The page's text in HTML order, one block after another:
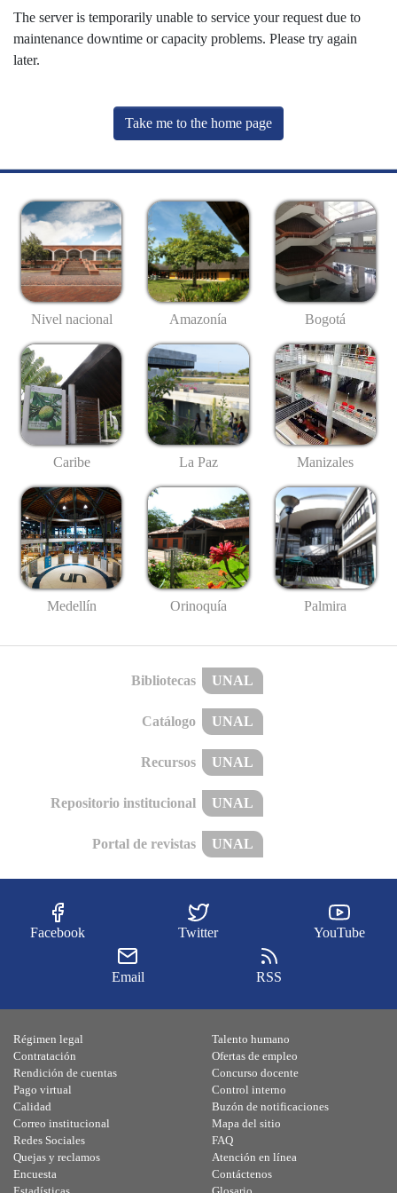
The server is temporarily unable to service your request due to
maintenance downtime or capacity problems. Please try again
later.
Take me to the home page
Nivel nacional Amazonía Bogotá
Caribe La Paz Manizales
Medellín Orinoquía Palmira
Bibliotecas UNAL
Catálogo UNAL
Recursos UNAL
Repositorio institucional UNAL
Portal de revistas UNAL
Facebook Twitter YouTube
Email RSS
Régimen legal
Contratación
Rendición de cuentas
Pago virtual
Calidad
Talento humano
Ofertas de empleo
Concurso docente
Control interno
Buzón de notificaciones
Correo institucional
Redes Sociales
Quejas y reclamos
Encuesta
Mapa del sitio
FAQ
Atención en línea
Contáctenos